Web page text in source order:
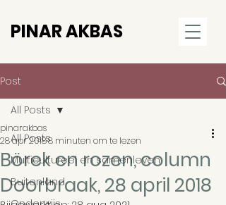
PINAR AKBAS
Post
All Posts
Multicultureel en samenleven
Buitenland
All Posts
Börek en rozen, column
Doorbraak, 28 april 2018
pinarakbas
28 apr 20188 minuten om te lezen